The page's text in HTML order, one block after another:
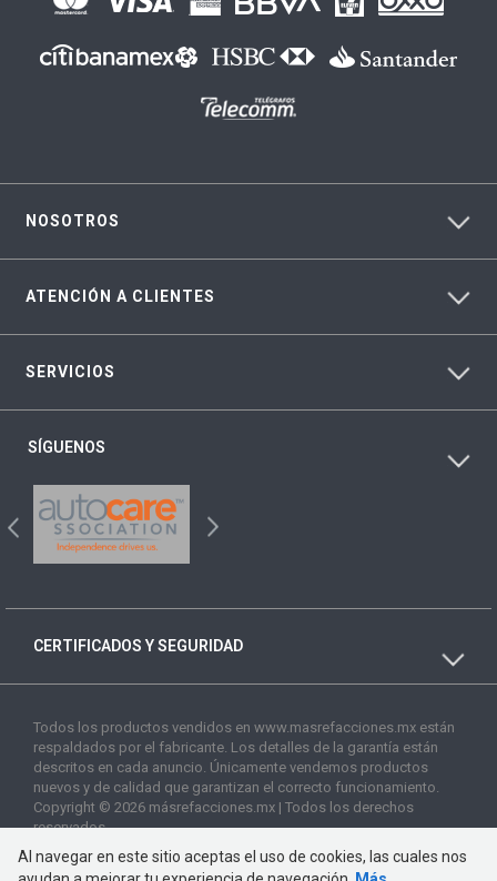
NOSOTROS
ATENCIÓN A CLIENTES
SERVICIOS
SÍGUENOS
CERTIFICADOS Y SEGURIDAD
Todos los productos vendidos en www.masrefacciones.mx están
respaldados por el fabricante. Los detalles de la garantía están
descritos en cada anuncio. Únicamente vendemos productos
nuevos y de calidad que garantizan el correcto funcionamiento.
Copyright © 2026 másrefacciones.mx | Todos los derechos
reservados
Al navegar en este sitio aceptas el uso de cookies, las cuales nos